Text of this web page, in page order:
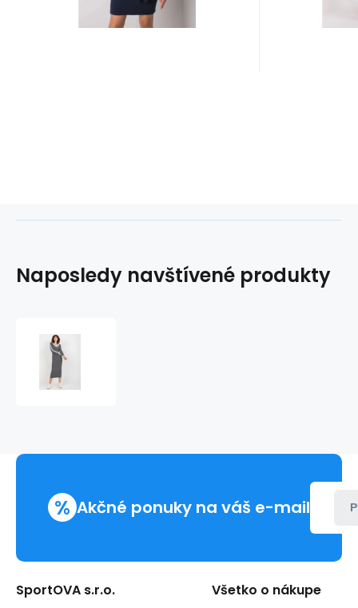
Naposledy navštívené produkty
FPrice
% Akčné ponuky na váš e-mail
SportOVA s.r.o. Všetko o nákupe